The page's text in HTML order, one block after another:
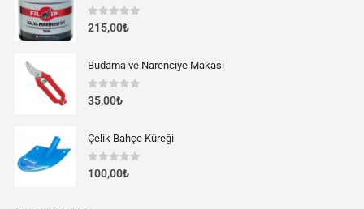
0out of 5
215,00₺
Budama ve Narenciye Makası
0out of 5
35,00₺
Çelik Bahçe Küreği
0 out of 5
100,00₺